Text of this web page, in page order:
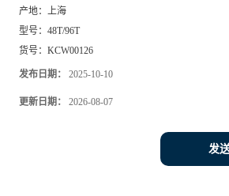
产地： 上海
型号： 48T/96T
货号： KCW00126
发布日期： 2025-10-10
更新日期： 2026-08-07
发